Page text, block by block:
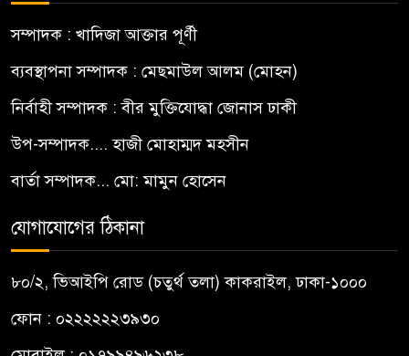
সম্পাদক : খাদিজা আক্তার পূর্ণী
ব্যবস্থাপনা সম্পাদক : মেছমাউল আলম (মোহন)
নির্বাহী সম্পাদক : বীর মুক্তিযোদ্ধা জোনাস ঢাকী
উপ-সম্পাদক.... হাজী মোহাম্মদ মহসীন
বার্তা সম্পাদক... মো: মামুন হোসেন
যোগাযোগের ঠিকানা
৮০/২, ভিআইপি রোড (চতুর্থ তলা) কাকরাইল, ঢাকা-১০০০
ফোন : ০২২২২২২৩৯৩০